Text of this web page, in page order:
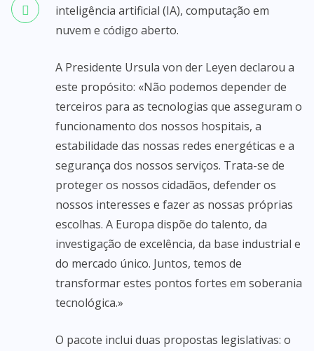
inteligência artificial (IA), computação em
nuvem e código aberto.
A Presidente Ursula von der Leyen declarou a
este propósito: «Não podemos depender de
terceiros para as tecnologias que asseguram o
funcionamento dos nossos hospitais, a
estabilidade das nossas redes energéticas e a
segurança dos nossos serviços. Trata-se de
proteger os nossos cidadãos, defender os
nossos interesses e fazer as nossas próprias
escolhas. A Europa dispõe do talento, da
investigação de excelência, da base industrial e
do mercado único. Juntos, temos de
transformar estes pontos fortes em soberania
tecnológica.»
O pacote inclui duas propostas legislativas: o